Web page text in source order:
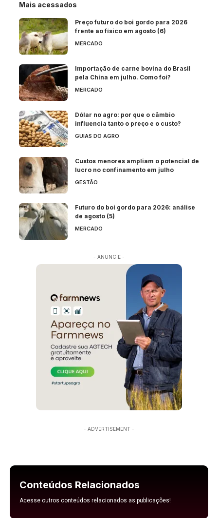
Mais acessados
Preço futuro do boi gordo para 2026
frente ao físico em agosto (6)
MERCADO
Importação de carne bovina do Brasil
pela China em julho. Como foi?
MERCADO
Dólar no agro: por que o câmbio
influencia tanto o preço e o custo?
GUIAS DO AGRO
Custos menores ampliam o potencial de
lucro no confinamento em julho
GESTÃO
Futuro do boi gordo para 2026: análise
de agosto (5)
MERCADO
- ANUNCIE -
- ADVERTISEMENT -
Conteúdos Relacionados
Acesse outros conteúdos relacionados as publicações!